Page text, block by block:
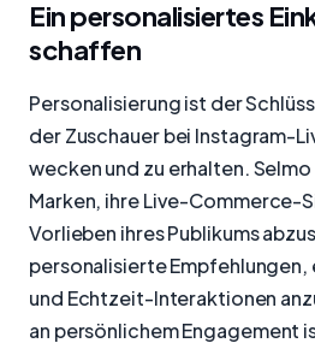
Ein personalisiertes
schaffen
Personalisierung ist der
der Zuschauer bei Instagram-
wecken und zu erhalten.
Marken, ihre Live-Commerce-
Vorlieben ihres Publikums
personalisierte Empfehlungen,
und Echtzeit-Interaktionen
an persönlichem Engagement